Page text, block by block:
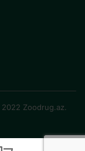
Zoodrug.az.